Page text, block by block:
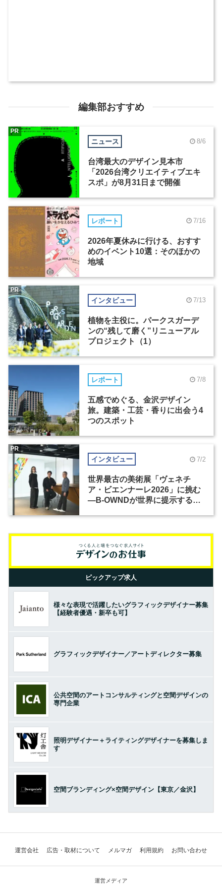
編集部おすすめ
ニュース 8/6
台湾最大のデザイン見本市
「2026台湾クリエイティブエキ
スポ」が8月31日まで開催
PR
レポート 7/16
2026年夏休みに行ける、おすす
めのイベント10選：そのほかの
地域
インタビュー 7/13
植物を主役に。パークスガーデ
ンの“残して磨く”リニューアル
プロジェクト（1）
PR
レポート 7/8
五感でめぐる、金沢デザイン
旅。建築・工芸・香りに出会う4
つのスポット
インタビュー 7/2
世界最古の美術展「ヴェネチ
ア・ビエンナーレ2026」に挑む
―B-OWNDが世界に提示する美
PR
ピックアップ求人
様々な表現で活躍したいグラフィックデザイナー募集
【経験者優遇・新卒も可】
グラフィックデザイナー／アートディレクター募集
公共空間のアートコンサルティングと空間デザインの
専門企業
照明デザイナー＋ライティングデザイナーを募集しま
す
空間ブランディング×空間デザイン【東京／金沢】
運営会社 広告・取材について メルマガ 利用規約 お問い合わせ
運営メディア